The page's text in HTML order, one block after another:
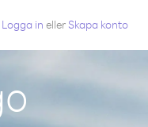
Logga in eller Skapa konto